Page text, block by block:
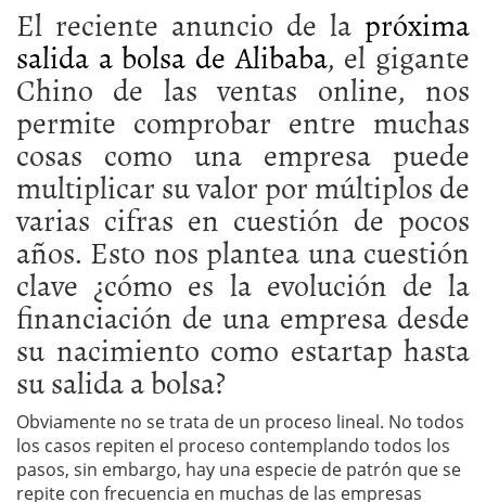
El reciente anuncio de la próxima
salida a bolsa de Alibaba, el gigante
Chino de las ventas online, nos
permite comprobar entre muchas
cosas como una empresa puede
multiplicar su valor por múltiplos de
varias cifras en cuestión de pocos
años. Esto nos plantea una cuestión
clave ¿cómo es la evolución de la
financiación de una empresa desde
su nacimiento como estartap hasta
su salida a bolsa?
Obviamente no se trata de un proceso lineal. No todos
los casos repiten el proceso contemplando todos los
pasos, sin embargo, hay una especie de patrón que se
repite con frecuencia en muchas de las empresas